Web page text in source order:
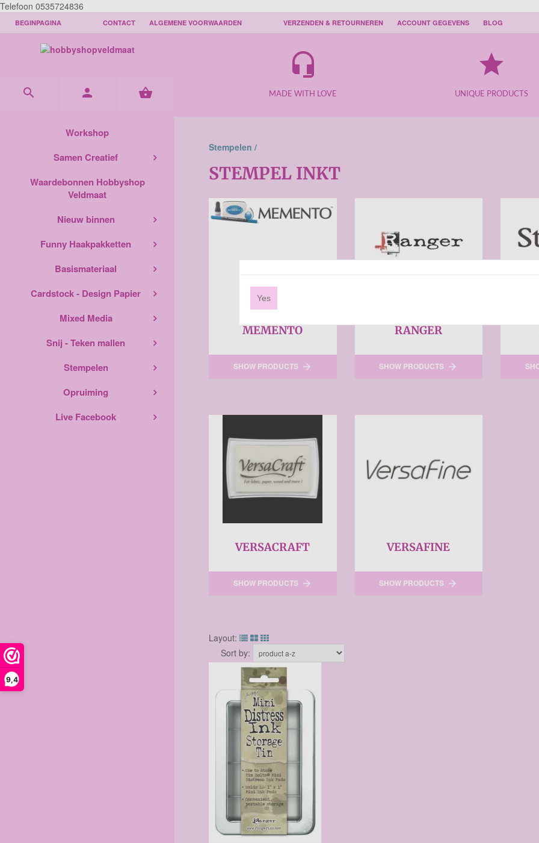
9,4
Telefoon 0535724836
BEGINPAGINA CONTACT ALGEMENE VOORWAARDEN VERZENDEN & RETOURNEREN ACCOUNT GEGEVENS BLOG
  
Workshop
Samen Creatief
Waardebonnen Hobbyshop
Veldmaat
Nieuw binnen
Funny Haakpakketten
Basismateriaal
Cardstock - Design Papier
Mixed Media
Snij - Teken mallen
Stempelen
Opruiming
Live Facebook
headset_mic
MADE WITH LOVE
grade
UNIQUE PRODUCTS
Stempelen /
STEMPEL INKT
MEMENTO
SHOW PRODUCTS 
RANGER
SHOW PRODUCTS 
VERSACRAFT
SHOW PRODUCTS 
VERSAFINE
SHOW PRODUCTS 
Layout:
Sort by:
Yes